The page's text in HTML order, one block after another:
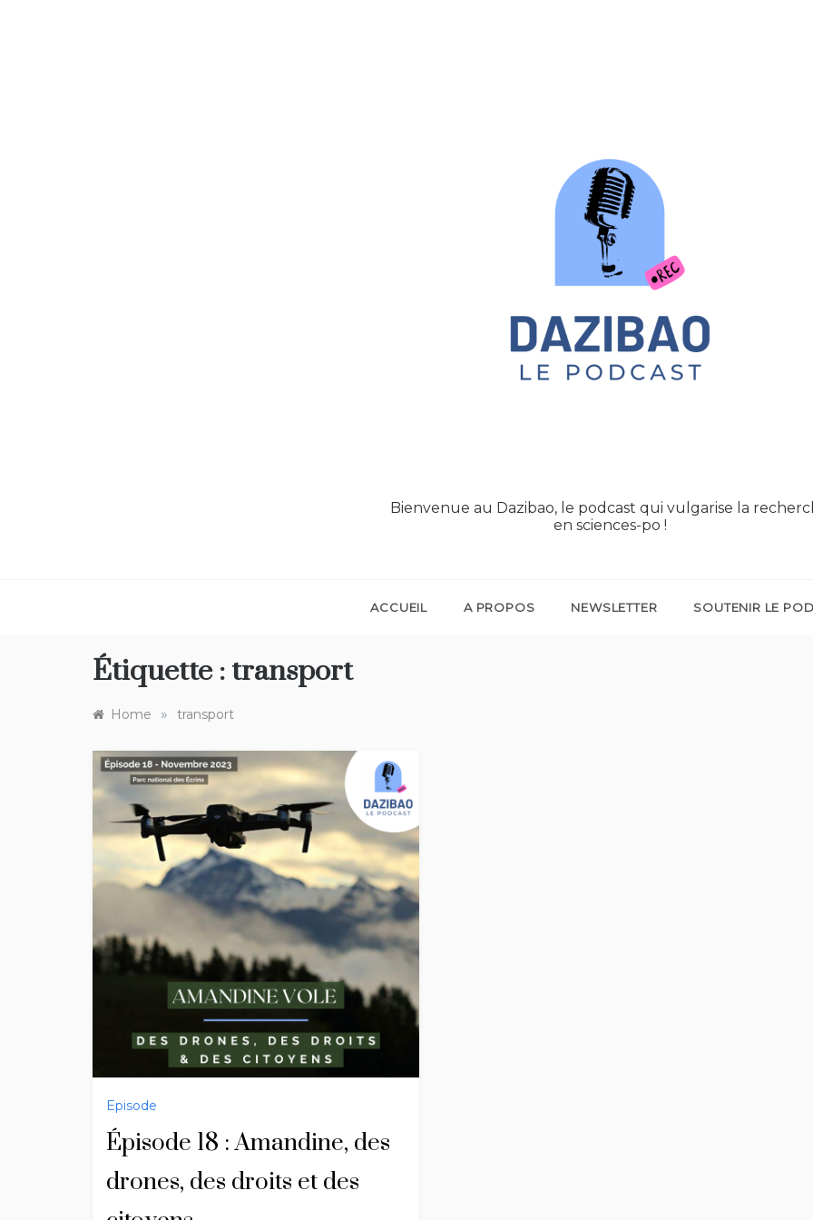
Bienvenue au Dazibao, le podcast qui vulgarise la
en sciences-po !
ACCUEIL A PROPOS NEWSLETTER SOUTENIR LE
Étiquette : transport
Home » transport
Episode
Épisode 18 : Amandine, des
drones, des droits et des